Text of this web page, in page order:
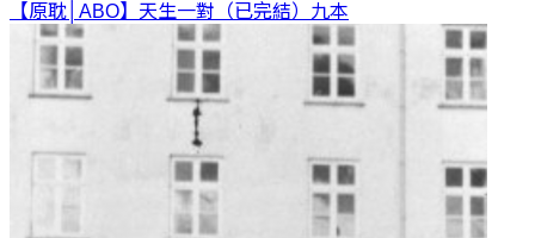
【原耽│ABO】天生一對（已完結） 九本